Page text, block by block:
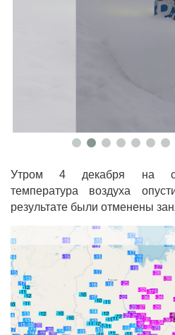
Утром 4 декабря на
температура воздуха
результате были отменены